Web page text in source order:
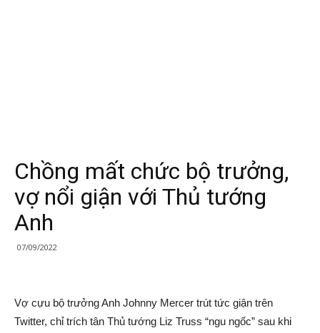
Chồng mất chức bộ trưởng,
vợ nổi giận với Thủ tướng
Anh
07/09/2022
Vợ cựu bộ trưởng Anh Johnny Mercer trút tức giận trên
Twitter, chỉ trích tân Thủ tướng Liz Truss “ngu ngốc” sau khi